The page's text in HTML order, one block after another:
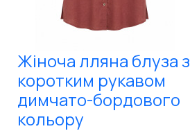
Жіноча лляна блуза з
коротким рукавом
димчато-бордового
кольору